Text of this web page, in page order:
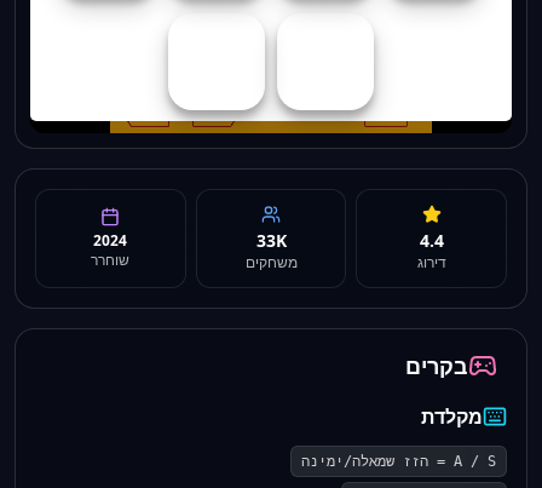
4.4
דירוג
33K
משחקים
2024
שוחרר
בקרים
מקלדת
A / S = הזז שמאלה/ימינה